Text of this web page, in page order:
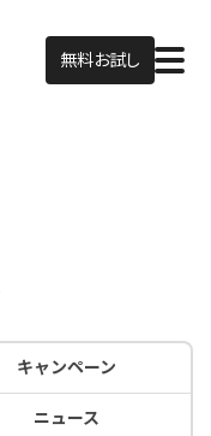
無料お試し
キャンペーン
ニュース